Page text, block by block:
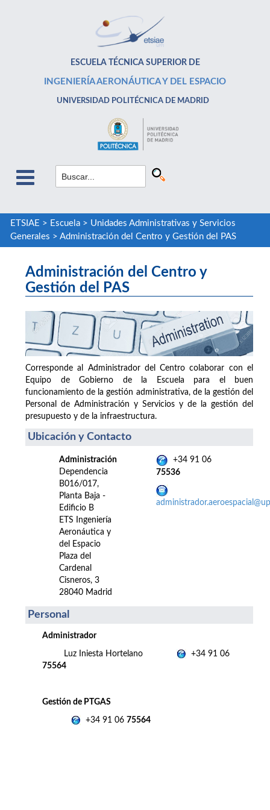
ESCUELA TÉCNICA SUPERIOR DE
INGENIERÍA AERONÁUTICA Y DEL ESPACIO
UNIVERSIDAD POLITÉCNICA DE MADRID
ETSIAE > Escuela> Unidades Administrativas y Servicios
Generales > Administración del Centro y Gestión del PAS
Administración del Centro y
Gestión del PAS
Corresponde al Administrador del Centro colaborar con el
Equipo de Gobierno de la Escuela para el buen
funcionamiento de la gestión administrativa, de la gestión del
Personal de Administración y Servicios y de la gestión del
presupuesto y de la infraestructura.
Ubicación y Contacto
Administración
Dependencia
B016/017,
Planta Baja -
Edificio B
ETS Ingeniería
Aeronáutica y
del Espacio
Plaza del
Cardenal
Cisneros, 3
28040 Madrid
+34 91 06
75536
Personal
Administrador
Luz Iniesta Hortelano
+34 91 06
75564
Gestión de PTGAS
+34 91 06 75564